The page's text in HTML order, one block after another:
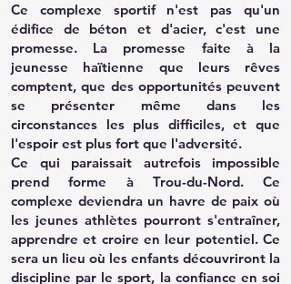
Ce complexe sportif n'est pas qu'un
édifice de béton et d'acier, c'est une
promesse. La promesse faite à la
jeunesse haïtienne que leurs rêves
comptent, que des opportunités peuvent
se présenter même dans les
circonstances les plus difficiles, et que
l'espoir est plus fort que l'adversité.
Ce qui paraissait autrefois impossible
prend forme à Trou-du-Nord. Ce
complexe deviendra un havre de paix où
les jeunes athlètes pourront s'entraîner,
apprendre et croire en leur potentiel. Ce
sera un lieu où les enfants découvriront la
discipline par le sport, la confiance en soi